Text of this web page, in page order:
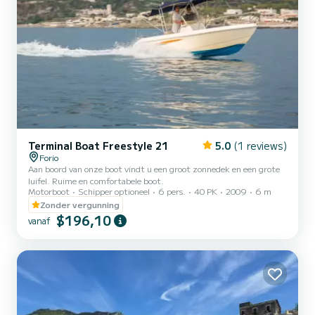
Terminal Boat Freestyle 21 5.0 (1 reviews)
Forio
Aan boord van onze boot vindt u een groot zonnedek en een grote
luifel. Ruime en comfortabele boot.
Motorboot
Schipper optioneel 6 pers. 40 PK 2009
6 m
Zonder vergunning
vanaf $196,10